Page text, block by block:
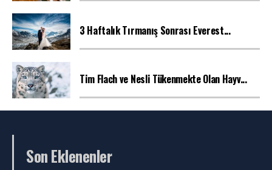
3 Haftalık Tırmanış Sonrası Everest...
Tim Flach ve Nesli Tükenmekte Olan Hayv...
Son Eklenenler